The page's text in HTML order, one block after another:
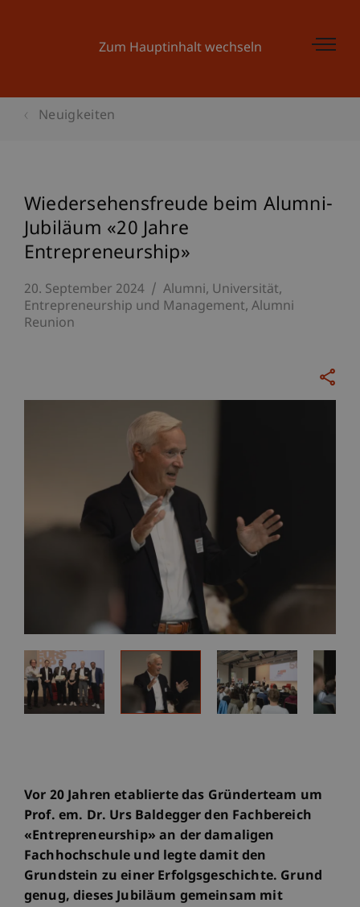
Zum Hauptinhalt wechseln
Neuigkeiten
Wiedersehensfreude beim Alumni-
Jubiläum «20 Jahre
Entrepreneurship»
20. September 2024 Alumni Universität
Entrepreneurship und Management Alumni
Reunion
Vor 20 Jahren etablierte das Gründerteam um
Prof. em. Dr. Urs Baldegger den Fachbereich
«Entrepreneurship» an der damaligen
Fachhochschule und legte damit den
Grundstein zu einer Erfolgsgeschichte. Grund
genug, dieses Jubiläum gemeinsam mit